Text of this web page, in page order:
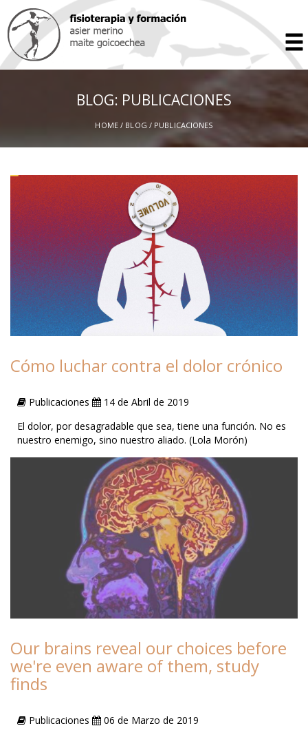
BLOG: PUBLICACIONES
HOME/ BLOG / PUBLICACIONES
Cómo luchar contra el dolor crónico
Publicaciones
14 de Abril de 2019
El dolor, por desagradable que sea, tiene una función. No es
nuestro enemigo, sino nuestro aliado. (Lola Morón)
Our brains reveal our choices before
we're even aware of them, study
finds
Publicaciones
06 de Marzo de 2019